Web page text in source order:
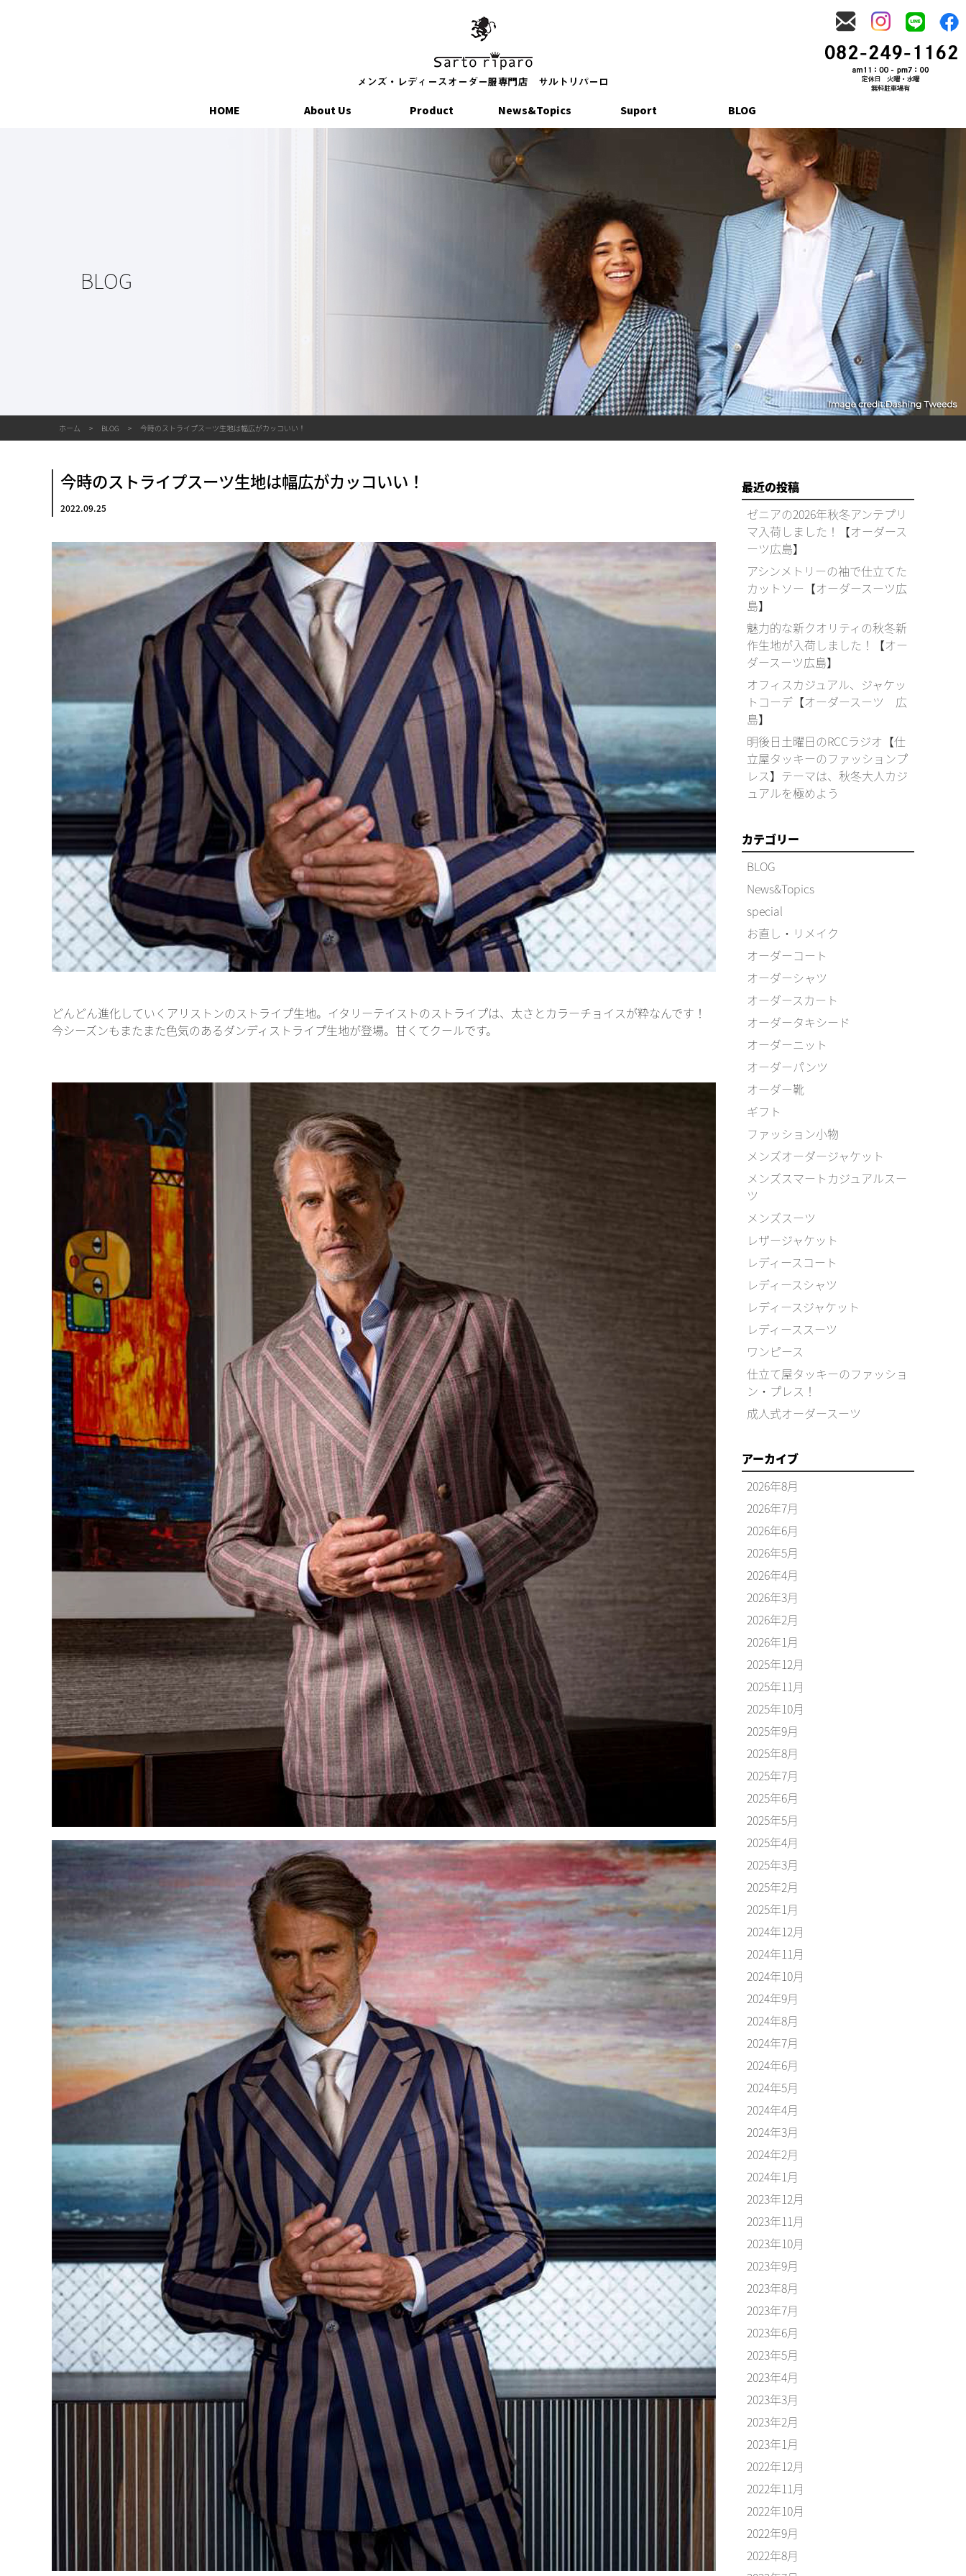
HOME About Us Product News&Topics Suport BLOG
BLOG
ホーム BLOG 今時のストライプスーツ生地は幅広がカッコいい！
今時のストライプスーツ生地は幅広がカッコいい！
2022.09.25
どんどん進化していくアリストンのストライプ生地。イタリーテイストのストライプは、太さとカラーチョイスが粋なんです！
今シーズンもまたまた色気のあるダンディストライプ生地が登場。甘くてクールです。
最近の投稿
ゼニアの2026年秋冬アンテプリ
マ入荷しました！【オーダース
ーツ広島】
アシンメトリーの袖で仕立てた
カットソー【オーダースーツ広
島】
魅力的な新クオリティの秋冬新
作生地が入荷しました！【オー
ダースーツ広島】
オフィスカジュアル、ジャケッ
トコーデ【オーダースーツ 広
島】
明後日土曜日のRCCラジオ【仕
立屋タッキーのファッションプ
レス】テーマは、秋冬大人カジ
ュアルを極めよう
カテゴリー
BLOG
News&Topics
special
お直し・リメイク
オーダーコート
オーダーシャツ
オーダースカート
オーダータキシード
オーダーニット
オーダーパンツ
オーダー靴
ギフト
ファッション小物
メンズオーダージャケット
メンズスマートカジュアルスー
ツ
メンズスーツ
レザージャケット
レディースコート
レディースシャツ
レディースジャケット
レディーススーツ
ワンピース
仕立て屋タッキーのファッショ
ン・プレス！
成人式オーダースーツ
アーカイブ
2026年8月
2026年7月
2026年6月
2026年5月
2026年4月
2026年3月
2026年2月
2026年1月
2025年12月
2025年11月
2025年10月
2025年9月
2025年8月
2025年7月
2025年6月
2025年5月
2025年4月
2025年3月
2025年2月
2025年1月
2024年12月
2024年11月
2024年10月
2024年9月
2024年8月
2024年7月
2024年6月
2024年5月
2024年4月
2024年3月
2024年2月
2024年1月
2023年12月
2023年11月
2023年10月
2023年9月
2023年8月
2023年7月
2023年6月
2023年5月
2023年4月
2023年3月
2023年2月
2023年1月
2022年12月
2022年11月
2022年10月
2022年9月
2022年8月